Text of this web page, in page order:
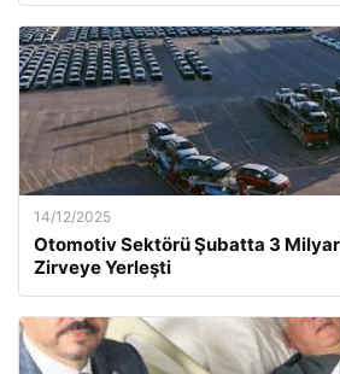
14/12/2025
Otomotiv Sektörü Şubatta 3
Zirveye Yerleşti